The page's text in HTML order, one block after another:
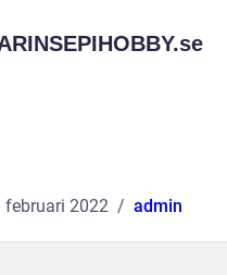
se
februari 2022 admin